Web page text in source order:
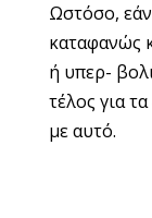
Ωστόσο,
καταφανώς
ή υπερ-
τέλος για
με αυτό.